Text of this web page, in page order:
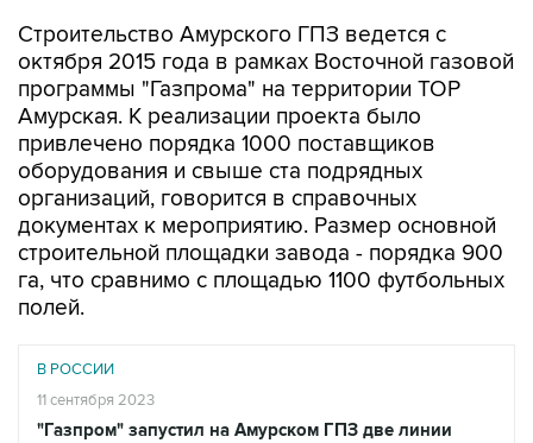
Строительство Амурского ГПЗ ведется с
октября 2015 года в рамках Восточной газовой
программы "Газпрома" на территории ТОР
Амурская. К реализации проекта было
привлечено порядка 1000 поставщиков
оборудования и свыше ста подрядных
организаций, говорится в справочных
документах к мероприятию. Размер основной
строительной площадки завода - порядка 900
га, что сравнимо с площадью 1100 футбольных
полей.
В РОССИИ
11 сентября 2023
"Газпром" запустил на Амурском ГПЗ две линии